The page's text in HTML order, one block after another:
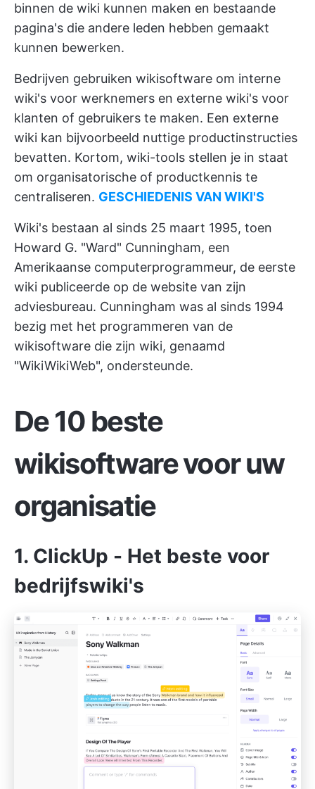
binnen de wiki kunnen maken en bestaande
pagina's die andere leden hebben gemaakt
kunnen bewerken.
Bedrijven gebruiken wikisoftware om interne
wiki's voor werknemers en externe wiki's voor
klanten of gebruikers te maken. Een externe
wiki kan bijvoorbeeld nuttige productinstructies
bevatten. Kortom, wiki-tools stellen je in staat
om organisatorische of productkennis te
centraliseren. GESCHIEDENIS VAN WIKI'S
Wiki's bestaan al sinds 25 maart 1995, toen
Howard G. "Ward" Cunningham, een
Amerikaanse computerprogrammeur, de eerste
wiki publiceerde op de website van zijn
adviesbureau. Cunningham was al sinds 1994
bezig met het programmeren van de
wikisoftware die zijn wiki, genaamd
"WikiWikiWeb", ondersteunde.
De 10 beste
wikisoftware voor uw
organisatie
1. ClickUp - Het beste voor
bedrijfswiki's